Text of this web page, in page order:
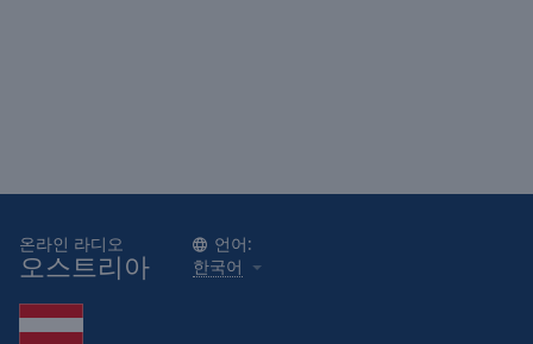
온라인 라디오
오스트리아
언어:
한국어